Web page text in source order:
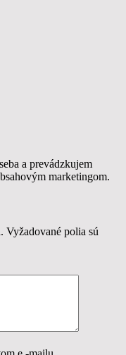
a prevádzkujem
marketingom.
Vyžadované polia sú